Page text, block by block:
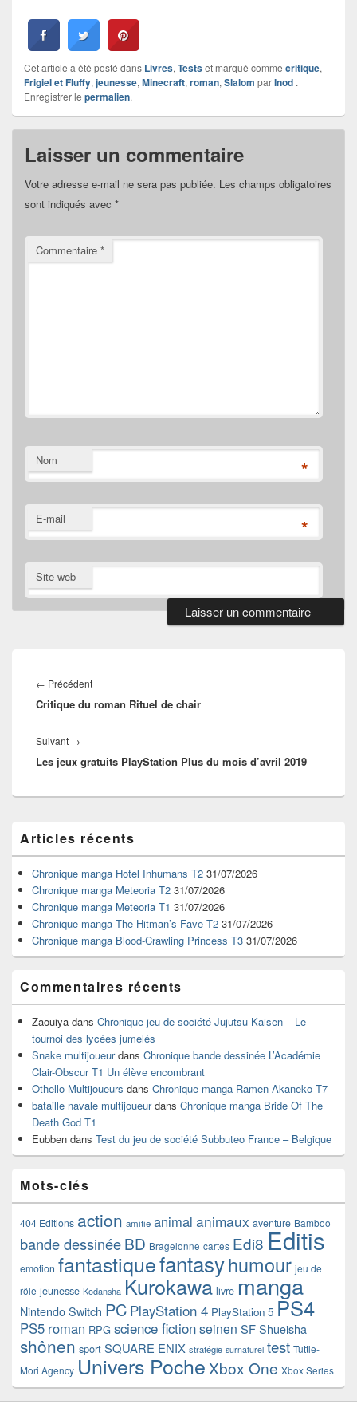
Cet article a été posté dans Livres,Testset marqué comme critique,
Frigiel et Fluffy,jeunesse,Minecraft,roman,Slalom parInod .
Enregistrer le permalien.
Laisser un commentaire
Votre adresse e-mail ne sera pas publiée. Les champs obligatoires
sont indiqués avec *
Commentaire *
Nom *
E-mail *
Site web
de
l’article
← PrécédentArticle
précédent :
Critique du roman Rituel de chair
Suivant →
suivant :
Les jeux gratuits PlayStation Plus du mois d’avril 2019
principale
de
widget
pour
barre
latérale
Articles récents
Chronique manga Hotel Inhumans T2 31/07/2026
Chronique manga Meteoria T2 31/07/2026
Chronique manga Meteoria T1 31/07/2026
Chronique manga The Hitman’s Fave T2 31/07/2026
Chronique manga Blood-Crawling Princess T3 31/07/2026
Commentaires récents
Zaouiya dans Chronique jeu de société Jujutsu Kaisen – Le
tournoi des lycées jumelés
Snake multijoueurdans Chronique bande dessinée L’Académie
Clair-Obscur T1 Un élève encombrant
Othello Multijoueurs dans Chronique manga Ramen Akaneko T7
bataille navale multijoueurdans Chronique manga Bride Of The
Death God T1
Eubben dans Test du jeu de société Subbuteo France – Belgique
Mots-clés
404 Editions action amitie animal animaux aventure Bamboo
bande dessinéeBD Bragelonne cartes Edi8 Editis
emotion fantastiquefantasyhumour jeu de
rôle jeunesse Kodansha Kurokawa livre manga
Nintendo Switch PC PlayStation 4 PlayStation 5 PS4
PS5 roman RPG science fictionseinen SF Shueisha
shônen sport SQUARE ENIX stratégie surnaturel test Tuttle-
Mori Agency Univers PocheXbox One Xbox Series